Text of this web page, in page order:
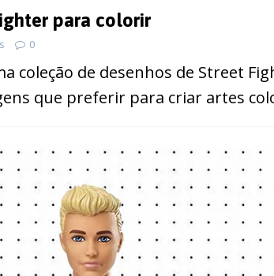
para colorir
0
coleção de desenhos de Street
que preferir para criar artes